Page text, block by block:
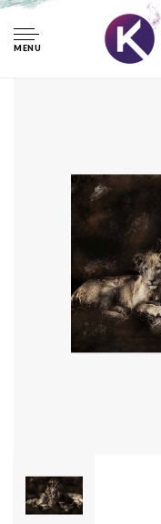
MENU
Foto Glas Art -
voor in de woon en of